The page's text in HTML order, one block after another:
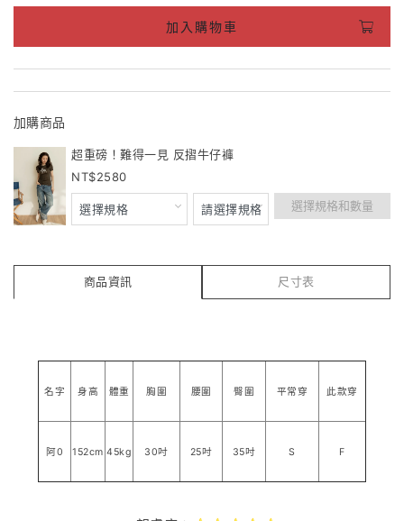
加入購物車
加購商品
超重磅！難得一見 反摺牛仔褲
2580
選擇規格和數量
商品資訊 尺寸表
名字 身高 體重 胸圍 腰圍 臀圍 平常穿 此款穿
阿0 152cm 45kg 30吋 25吋 35吋 S F